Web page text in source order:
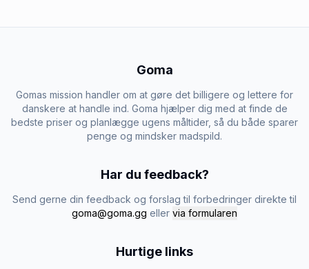
Goma
Gomas mission handler om at gøre det billigere og lettere for
danskere at handle ind. Goma hjælper dig med at finde de
bedste priser og planlægge ugens måltider, så du både sparer
penge og mindsker madspild.
Har du feedback?
Send gerne din feedback og forslag til forbedringer direkte til
goma@goma.gg eller via formularen
Hurtige links